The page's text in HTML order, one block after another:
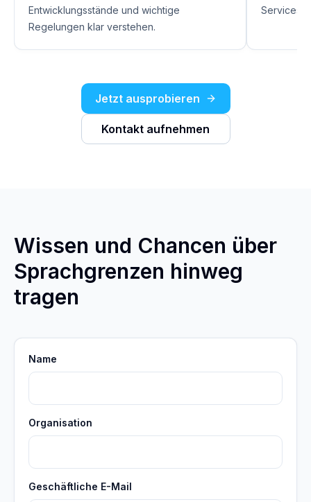
Entwicklungsstände und wichtige
Regelungen klar verstehen.
Services
Jetzt ausprobieren
Kontakt aufnehmen
Wissen und Chancen über
Sprachgrenzen hinweg
tragen
Name
Organisation
Geschäftliche E-Mail